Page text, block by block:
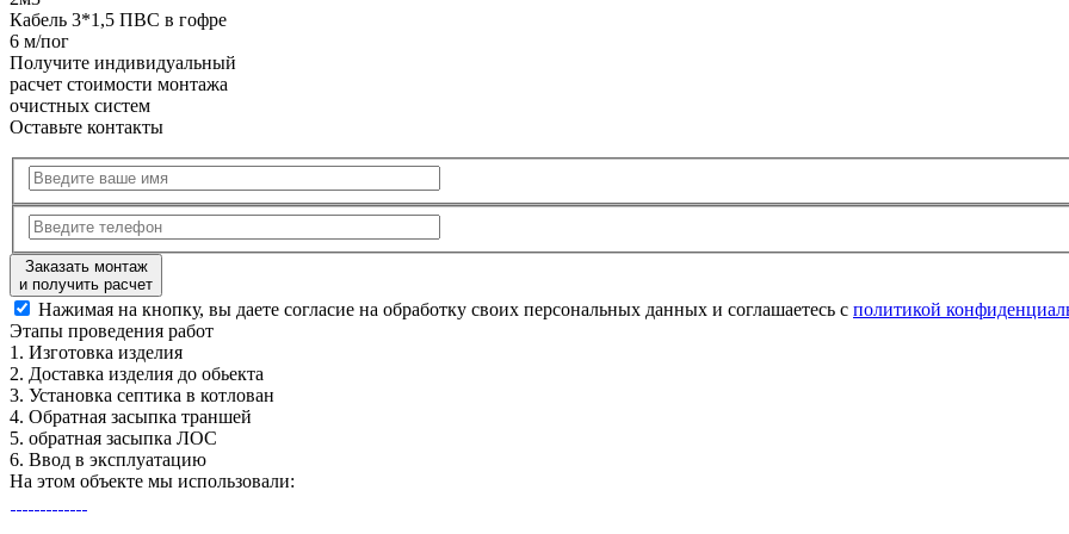
Кабель 3*1,5 ПВС в гофре
6 м/пог
Получите индивидуальный
расчет стоимости монтажа
очистных систем
Оставьте контакты
Заказать монтаж
и получить расчет
Нажимая на кнопку, вы даете согласие на обработку своих персональных данных и соглашаетесь с политикой
Этапы проведения работ
1. Изготовка изделия
2. Доставка изделия до обьекта
3. Установка септика в котлован
4. Обратная засыпка траншей
5. обратная засыпка ЛОС
6. Ввод в эксплуатацию
На этом объекте мы использовали: